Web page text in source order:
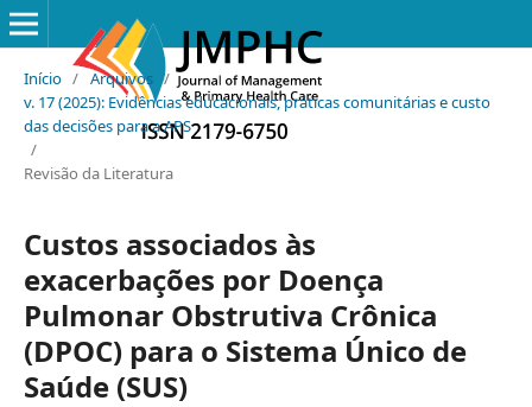
Início / Arquivos /
v. 17 (2025): Evidências educacionais, práticas comunitárias e custo
das decisões para a APS
/
Revisão da Literatura
Custos associados às
exacerbações por Doença
Pulmonar Obstrutiva Crônica
(DPOC) para o Sistema Único de
Saúde (SUS)